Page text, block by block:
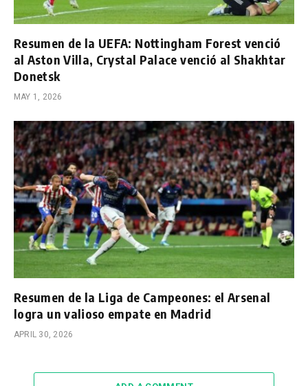
Resumen de la UEFA: Nottingham Forest venció
al Aston Villa, Crystal Palace venció al Shakhtar
Donetsk
MAY 1, 2026
Resumen de la Liga de Campeones: el Arsenal
logra un valioso empate en Madrid
APRIL 30, 2026